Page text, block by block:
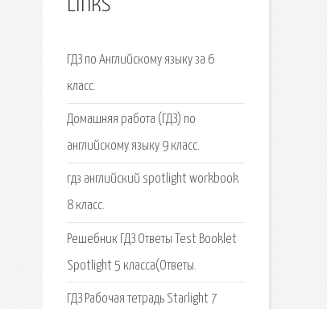
ГДЗ по Английскому языку за 6
класс.
Домашняя работа (ГДЗ) по
английскому языку 9 класс.
гдз английский spotlight workbook
8 класс.
Решебник ГДЗ Ответы Test Booklet
Spotlight 5 класса(Ответы.
ГДЗ Рабочая тетрадь Starlight 7